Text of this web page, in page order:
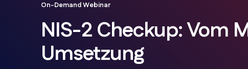
On-Demand Webinar
NIS-2 Checkup: Vom
Umsetzung